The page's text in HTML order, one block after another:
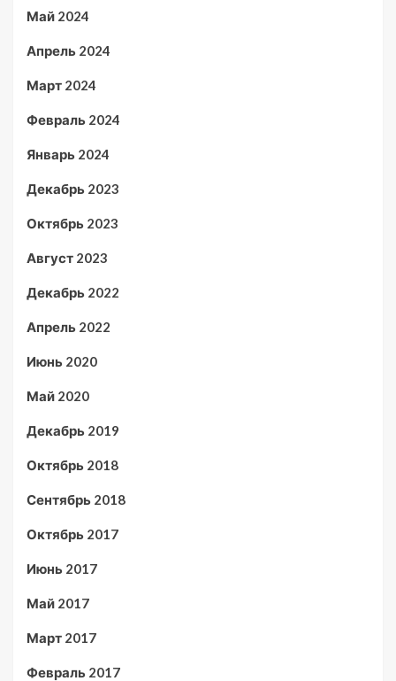
Май 2024
Апрель 2024
Март 2024
Февраль 2024
Январь 2024
Декабрь 2023
Октябрь 2023
Август 2023
Декабрь 2022
Апрель 2022
Июнь 2020
Май 2020
Декабрь 2019
Октябрь 2018
Сентябрь 2018
Октябрь 2017
Июнь 2017
Май 2017
Март 2017
Февраль 2017